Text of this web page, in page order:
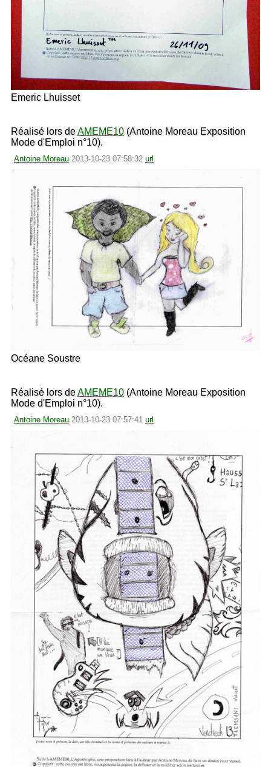
Emeric Lhuisset
Réalisé lors deAMEME10(Antoine Moreau Exposition
Mode d'Emploi n°10).
Antoine Moreau 2013-10-23 07:58:32 url
Océane Soustre
Réalisé lors deAMEME10(Antoine Moreau Exposition
Mode d'Emploi n°10).
Antoine Moreau 2013-10-23 07:57:41 url